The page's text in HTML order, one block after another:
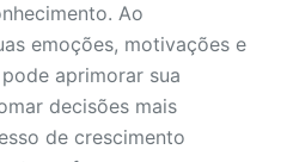
Ao
emoções, motivações e
aprimorar sua
decisões mais
de crescimento